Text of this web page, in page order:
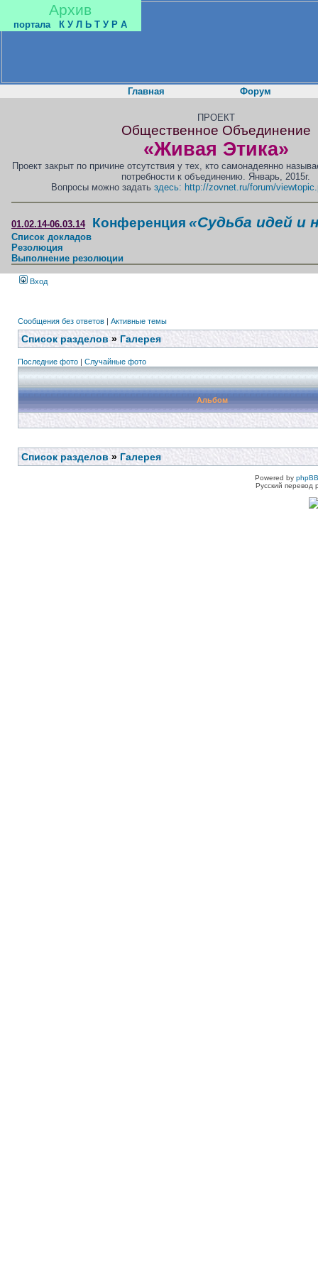
Архив
портала К У Л Ь Т У Р А
Главная Форум
ПРОЕКТ
Общественное Объединение
«Живая Этика»
Проект закрыт по причине отсутствия у тех, кто самонадеянно
потребности к объединению. Январь, 2015г.
Вопросы можно задатьздесь: http://zovnet.ru/forum/
01.02.14-06.03.14 Конференция «Судьба идей и
Список докладов
Резолюция
Выполнение резолюции
Вход
Сообщения без ответов | Активные темы
Список разделов » Галерея
Последние фото | Случайные фото
Альбом
Список разделов » Галерея
Powered by
Русский